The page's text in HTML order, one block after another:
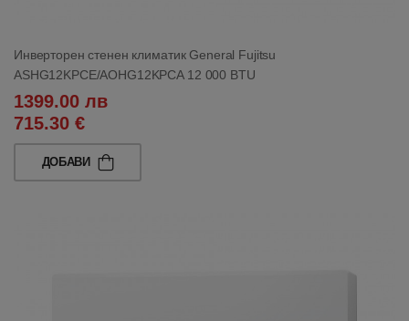
Инверторен стенен климатик General Fujitsu
ASHG12KPCE/AOHG12KPCA 12 000 BTU
1399.00 лв
715.30 €
ДОБАВИ